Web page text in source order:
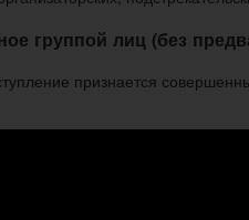
группой лиц (без
признается